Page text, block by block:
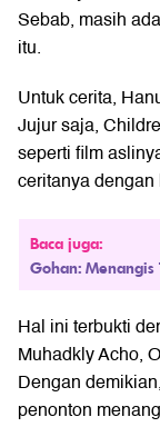
Sebab, masih
itu.
Untuk cerita,
Jujur saja,
seperti film
ceritanya
Baca juga:
Gohan: Menangis
Hal ini terbukti
Muhadkly Acho,
Dengan
penonton